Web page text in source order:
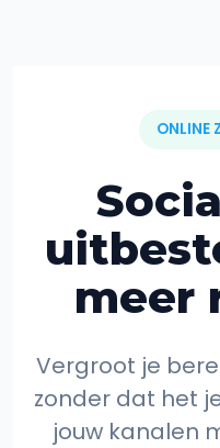
ONLINE
meer
Vergroot je
zonder dat het
jouw kanalen